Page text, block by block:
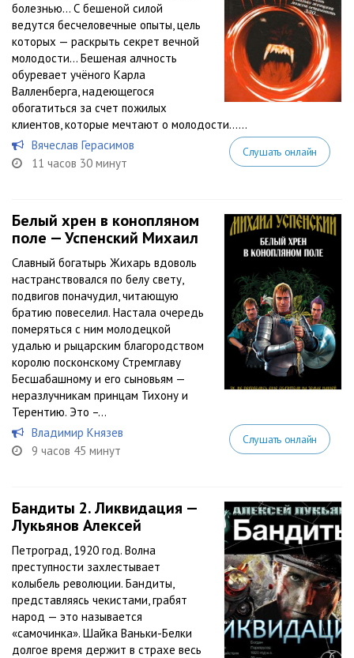
болезнью… С бешеной силой
ведутся бесчеловечные опыты, цель
которых — раскрыть секрет вечной
молодости… Бешеная алчность
обуревает учёного Карла
Валленберга, надеющегося
обогатиться за счет пожилых
клиентов, которые мечтают о молодости…...
Вячеслав Герасимов
11 часов 30 минут
Слушать онлайн
Белый хрен в конопляном
поле — Успенский Михаил
Славный богатырь Жихарь вдоволь
настранствовался по белу свету,
подвигов поначудил, читающую
братию повеселил. Настала очередь
померяться с ним молодецкой
удалью и рыцарским благородством
королю посконскому Стремглаву
Бесшабашному и его сыновьям —
неразлучникам принцам Тихону и
Терентию. Это –...
Владимир Князев
9 часов 45 минут
Слушать онлайн
Бандиты 2. Ликвидация —
Лукьянов Алексей
Петроград, 1920 год. Волна
преступности захлестывает
колыбель революции. Бандиты,
представляясь чекистами, грабят
народ — это называется
«самочинка». Шайка Ваньки-Белки
долгое время держит в страхе весь